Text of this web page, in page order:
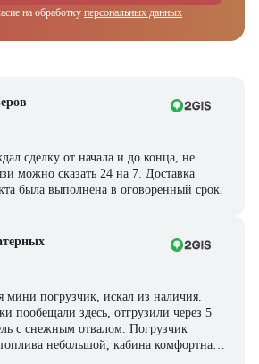
на обработку персональных данных
сделку от начала и до конца, не
можно сказать 24 на 7. Доставка
была выполнена в оговоренный срок.
мини погрузчик, искал из наличия.
пообещали здесь, отгрузили через 5
с снежным отвалом. Погрузчик
небольшой, кабина комфортная,